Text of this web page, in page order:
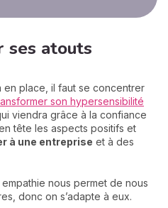
ses atouts
en place, il faut se concentrer
son hypersensibilité
viendra grâce à la confiance
tête les aspects positifs et
à une entreprise et à des
empathie nous permet de nous
donc on s’adapte à eux.